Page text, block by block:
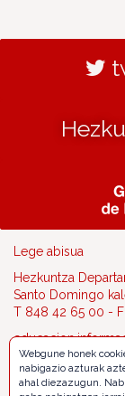
Lege abisua
Hezkuntza
Santo Domingo
T 848 42 65 00 -
Webgune honek
nabigazio azturak
ahal diezazugun.